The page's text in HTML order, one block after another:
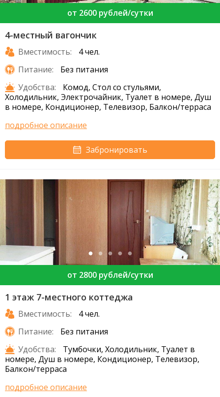
от 2600 рублей/сутки
4-местный вагончик
Вместимость:
4 чел.
Питание:
Без питания
Удобства:
Комод, Стол со стульями,
Холодильник, Электрочайник, Туалет в номере, Душ
в номере, Кондиционер, Телевизор, Балкон/терраса
подробное описание
Забронировать
от 2800 рублей/сутки
1 этаж 7-местного коттеджа
Вместимость:
4 чел.
Питание:
Без питания
Удобства:
Тумбочки, Холодильник, Туалет в
номере, Душ в номере, Кондиционер, Телевизор,
Балкон/терраса
подробное описание